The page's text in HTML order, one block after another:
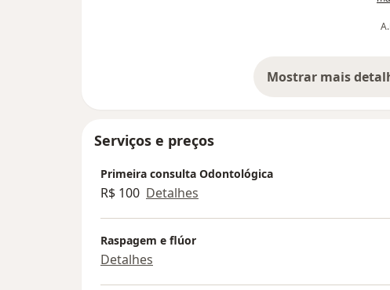
Mostrar maissobre a
Serviços e preços
Primeira consulta Odontológica
R$ 100 Detalhes
Raspagem e flúor
Detalhes